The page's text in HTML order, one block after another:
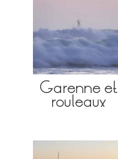
Garenne et
rouleaux